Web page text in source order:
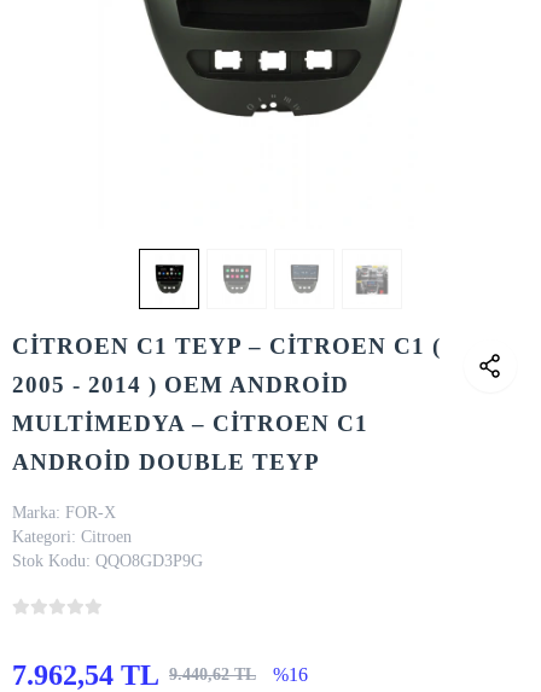
CİTROEN C1 TEYP – CİTROEN C1 (
2005 - 2014 ) OEM ANDROİD
MULTİMEDYA – CİTROEN C1
ANDROİD DOUBLE TEYP
Marka: FOR-X
Kategori: Citroen
Stok Kodu: QQO8GD3P9G
7.962,54 TL 9.440,62 TL %16